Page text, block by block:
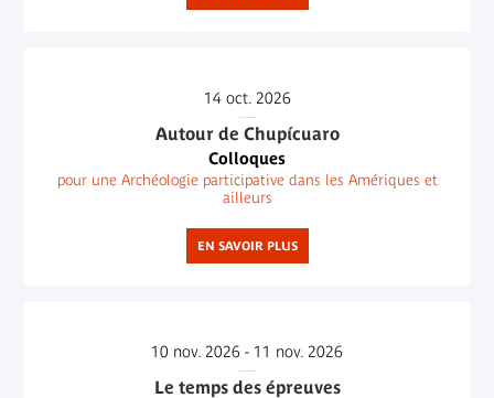
14oct. 2026
Autour de Chupícuaro
Colloques
pour une Archéologie participative dans les Amériques et
ailleurs
EN SAVOIR PLUS
10 nov. 2026 - 11 nov. 2026
Le temps des épreuves